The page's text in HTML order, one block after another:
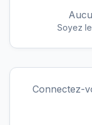
Soyez
Connectez-